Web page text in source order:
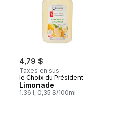
4,79 $
Taxes en sus
le Choix du Président
Limonade
1.36 l, 0,35 $/100ml